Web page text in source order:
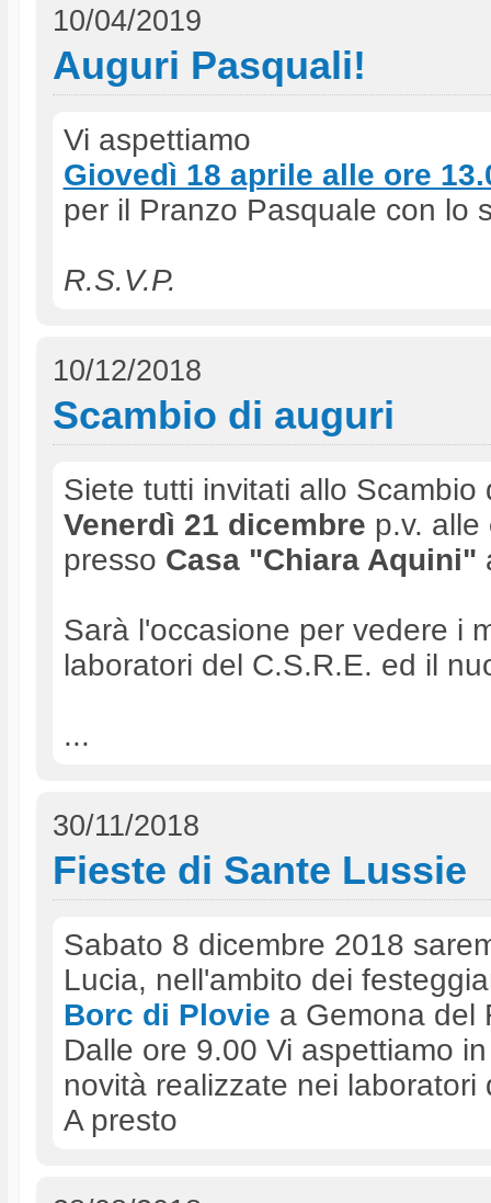
10/04/2019
Auguri Pasquali!
Vi aspettiamo
Giovedì 18 aprile alle ore
per il Pranzo Pasquale con lo
R.S.V.P.
10/12/2018
Scambio di auguri
Siete tutti invitati allo Scambio
Venerdì 21 dicembre p.v. alle
presso Casa "Chiara Aquini"
Sarà l'occasione per vedere i
laboratori del C.S.R.E. ed il
...
30/11/2018
Fieste di Sante Lussie
Sabato 8 dicembre 2018
Lucia, nell'ambito dei
Borc di Plovie a Gemona del
Dalle ore 9.00 Vi aspettiamo
novità realizzate nei laboratori
A presto